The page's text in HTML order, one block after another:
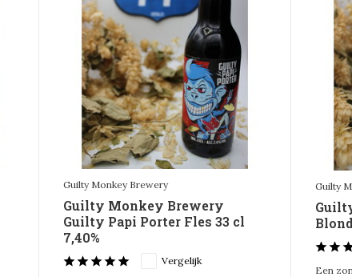
Guilty Monkey Brewery
Guilty Monkey Brewery
Guilty Papi Porter Fles 33 cl
7,40%
Vergelijk
Guilty
Een